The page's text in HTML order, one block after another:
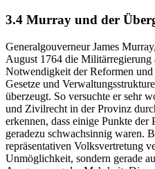
3.4 Murray und der
Generalgouverneur James
August 1764 die Militärregierung
Notwendigkeit der Reformen
Gesetze und
überzeugt. So versuchte er sehr
und Zivilrecht in der Provinz
erkennen, dass einige Punkte der
geradezu schwachsinnig waren.
repräsentativen Volksvertretung
Unmöglichkeit, sondern gerade